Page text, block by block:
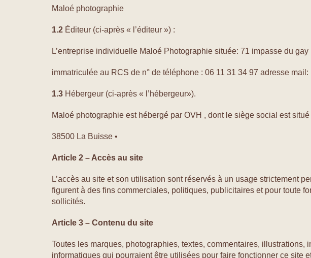
Maloé photographie
1.2 Éditeur (ci-après « l’éditeur ») :
L’entreprise individuelle Maloé Photographie située: 71 impasse du
immatriculée au RCS de n° de téléphone : 06 11 31 34 97 adresse
1.3 Hébergeur (ci-après « l’hébergeur»).
Maloé photographie est hébergé par OVH , dont le siège social est
38500 La Buisse •
Article 2 – Accès au site
L’accès au site et son utilisation sont réservés à un usage strictement
figurent à des fins commerciales, politiques, publicitaires et pour toute
sollicités.
Article 3 – Contenu du site
Toutes les marques, photographies, textes, commentaires,
informatiques qui pourraient être utilisées pour faire fonctionner ce site